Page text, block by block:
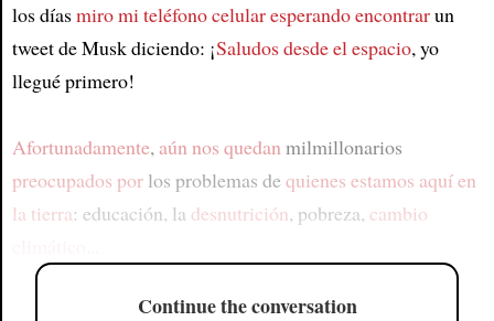
los díasmiro mi teléfono celularesperando encontrarun
tweet de Musk diciendo: ¡Saludos desde el espacio, yo
llegué primero!
Afortunadamente,aún nos quedanmilmillonarios
preocupados porlos problemas dequienes estamos aquí en
la tierra: educación, la desnutrición, pobreza, cambio
Continue the conversation